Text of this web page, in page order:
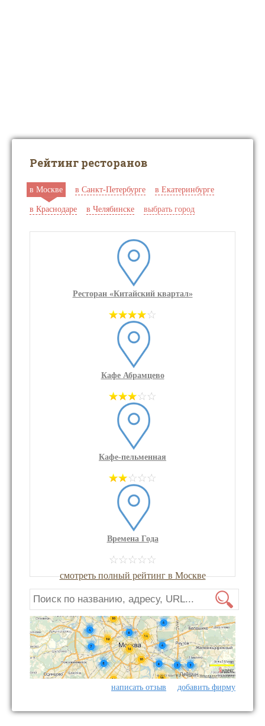
Рейтинг ресторанов
в Москве в Санкт-Петербурге в Екатеринбурге
в Краснодаре в Челябинске выбрать город
Ресторан «Китайский квартал»
Кафе Абрамцево
Кафе-пельменная
Времена Года
смотреть полный рейтинг в Москве
написать отзыв добавить фирму